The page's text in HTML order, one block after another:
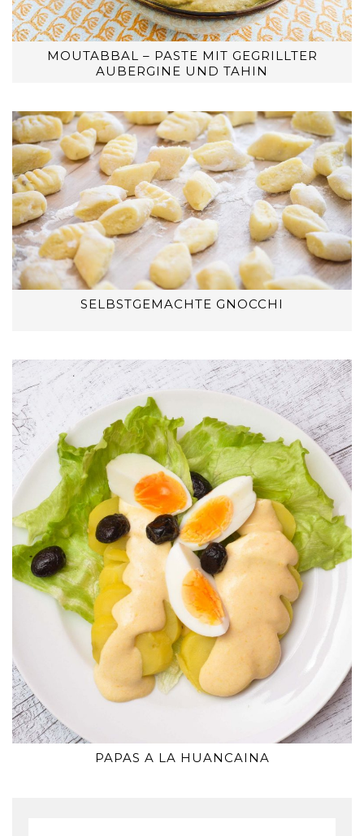
MOUTABBAL – PASTE MIT GEGRILLTER
AUBERGINE UND TAHIN
SELBSTGEMACHTE GNOCCHI
PAPAS A LA HUANCAINA